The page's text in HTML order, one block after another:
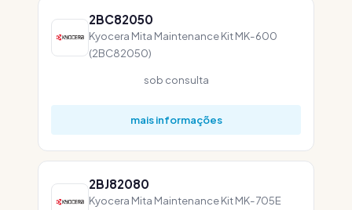
2BC82050
Kyocera Mita Maintenance Kit MK-600
(2BC82050)
sob consulta
mais informações
2BJ82080
Kyocera Mita Maintenance Kit MK-705E